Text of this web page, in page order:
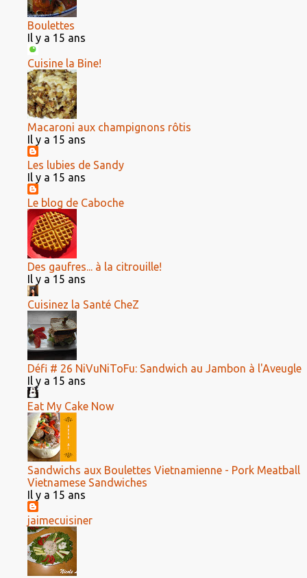
Boulettes
Il y a 15 ans
Cuisine la Bine!
Macaroni aux champignons rôtis
Il y a 15 ans
Les lubies de Sandy
Il y a 15 ans
Le blog de Caboche
Des gaufres... à la citrouille!
Il y a 15 ans
Cuisinez la Santé CheZ
Défi # 26 NiVuNiToFu: Sandwich au Jambon à l'Aveugle
Il y a 15 ans
Eat My Cake Now
Sandwichs aux Boulettes Vietnamienne - Pork Meatball
Vietnamese Sandwiches
Il y a 15 ans
jaimecuisiner